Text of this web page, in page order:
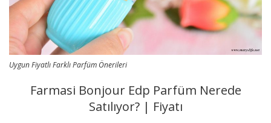
Uygun Fiyatlı Farklı Parfüm Önerileri
Farmasi Bonjour Edp Parfüm Nerede
Satılıyor? | Fiyatı